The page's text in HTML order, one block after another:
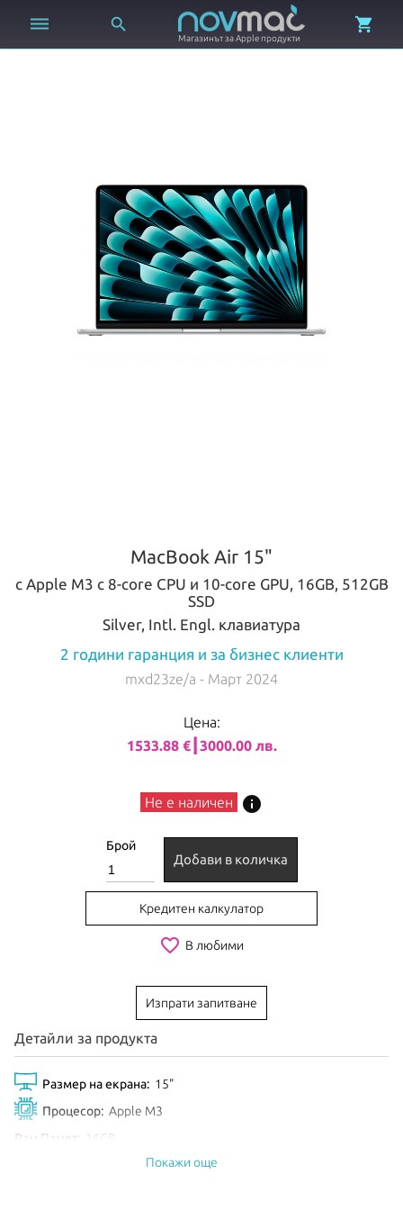
 
Магазинът за Apple продукти

MacBook Air 15"
с Apple M3 с 8-core CPU и 10-core GPU, 16GB, 512GB
SSD
Silver, Intl. Engl. клавиатура
2 години гаранция и за бизнес клиенти
mxd23ze/a - Март 2024
Цена:
1533.88 €┃3000.00 лв.
Не е наличен info
Брой
Добави в количка
Кредитен калкулатор
favorite_border В любими
Изпрати запитване
Детайли за продукта
Размер на екрана: 15"
Процесор: Apple M3
Рам Памет:
16GB
512GB SSD
Покажи още